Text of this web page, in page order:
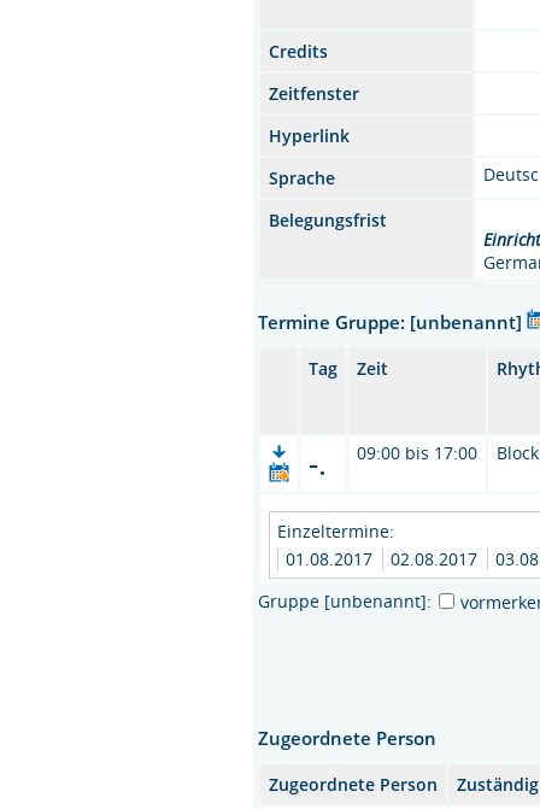
Credits
Zeitfenster
Hyperlink
Sprache
Belegungsfrist
Termine Gruppe: [unbenannt]
Tag Zeit
-. 09:00 bis 17:00 Block
Einzeltermine:
01.08.2017
02.08.2017
Gruppe [unbenannt]:
Zugeordnete Person
Zugeordnete Person